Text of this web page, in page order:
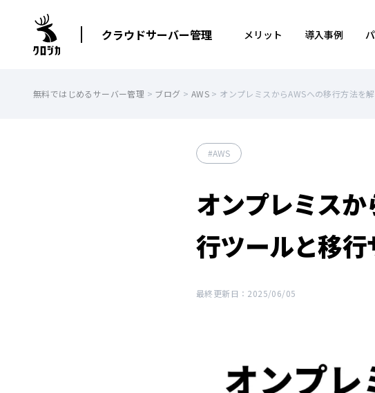
クラウドサーバー管理 メリット 導入事例
無料ではじめるサーバー管理 > ブログ > AWS > オンプレミスからAWSへの移行方法を
AWS
オンプレミス
行ツールと移
最終更新日：2025/06/05